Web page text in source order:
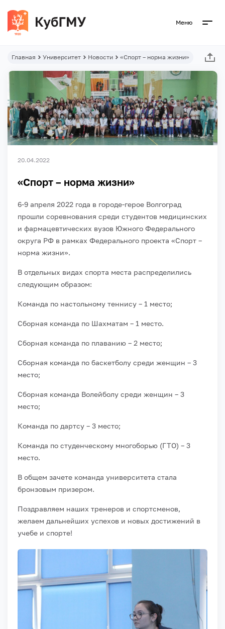
Меню
Главная Университет Новости «Спорт – норма жизни»
20.04.2022
«Спорт – норма жизни»
6-9 апреля 2022 года в городе-герое Волгоград
прошли соревнования среди студентов медицинских
и фармацевтических вузов Южного Федерального
округа РФ в рамках Федерального проекта «Спорт –
норма жизни».
В отдельных видах спорта места распределились
следующим образом:
Команда по настольному теннису – 1 место;
Сборная команда по Шахматам – 1 место.
Сборная команда по плаванию – 2 место;
Сборная команда по баскетболу среди женщин – 3
место;
Сборная команда Волейболу среди женщин – 3
место;
Команда по дартсу – 3 место;
Команда по студенческому многоборью (ГТО) – 3
место.
В общем зачете команда университета стала
бронзовым призером.
Поздравляем наших тренеров и спортсменов,
желаем дальнейших успехов и новых достижений в
учебе и спорте!